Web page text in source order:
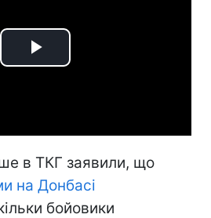
Play
в ТКГ заявили, що
на Донбасі
бойовики